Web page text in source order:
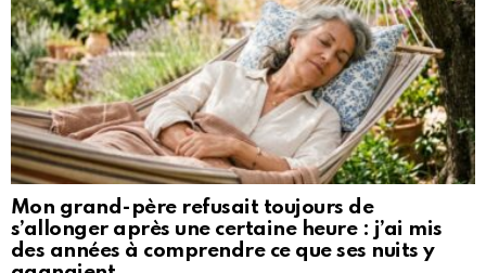
Mon grand-père refusait toujours de
s’allonger après une certaine heure : j’ai mis
des années à comprendre ce que ses nuits y